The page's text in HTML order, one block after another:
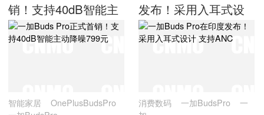
销！支持40dB智能主
动降噪799元
智能家居
OnePlusBudsPro
发布！采用入耳式设
计 支持ANC
消费数码 一加BudsPro
一